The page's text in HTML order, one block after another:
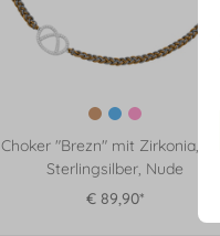
Choker "Brezn" mit Zirkonia, 925
Sterlingsilber, Nude
€ 89,90*